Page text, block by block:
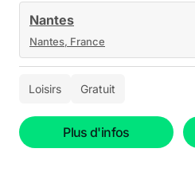
Nantes
Nantes, France
Loisirs Gratuit
Plus d'infos